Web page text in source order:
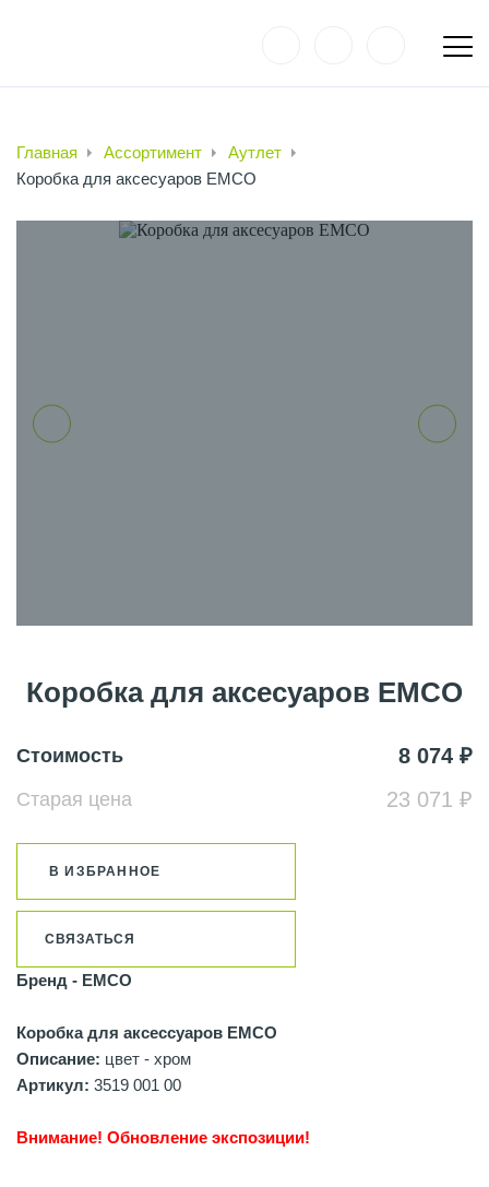
Главная Ассортимент
Аутлет
Коробка для аксесуаров EMCO
Коробка для аксесуаров EMCO
Стоимость 8 074 ₽
Старая цена 23 071 ₽
В ИЗБРАННОЕ
СВЯЗАТЬСЯ
Бренд - EMCO
Коробка для аксессуаров EMCO
Описание: цвет - хром
Артикул: 3519 001 00
Внимание! Обновление экспозиции!